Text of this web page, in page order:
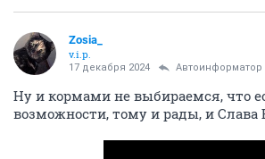
Zosia_
v.i.p.
17 декабря 2024 Автоинформатор
Ну и кормами не выбираемся, что
возможности, тому и рады, и Слава